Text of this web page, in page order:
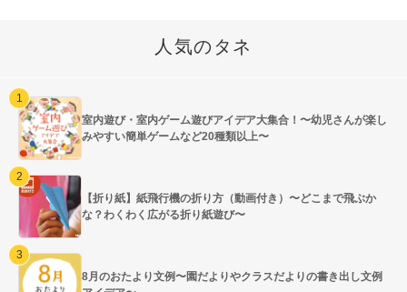
人気のタネ
室内遊び・室内ゲーム遊びアイデア大集合！〜幼児さんが楽し
みやすい簡単ゲームなど20種類以上〜
【折り紙】紙飛行機の折り方（動画付き）〜どこまで飛ぶか
な？わくわく広がる折り紙遊び〜
8月のおたより文例〜園だよりやクラスだよりの書き出し文例